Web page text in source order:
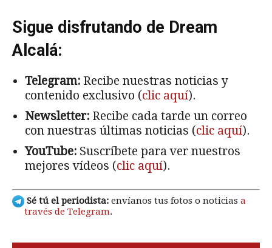
Sigue disfrutando de Dream
Alcalá:
Telegram: Recibe nuestras noticias y
contenido exclusivo (clic aquí).
Newsletter: Recibe cada tarde un correo
con nuestras últimas noticias (clic aquí).
YouTube: Suscríbete para ver nuestros
mejores vídeos (clic aquí).
Sé tú el periodista: envíanos tus fotos o noticias a
través de Telegram.